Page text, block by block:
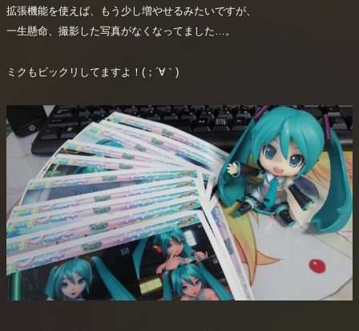
拡張機能を使えば、もう少し増やせるみたいですが、
一生懸命、撮影した写真がなくなってました…。
ミクもビックリしてますよ！(；´∀｀)